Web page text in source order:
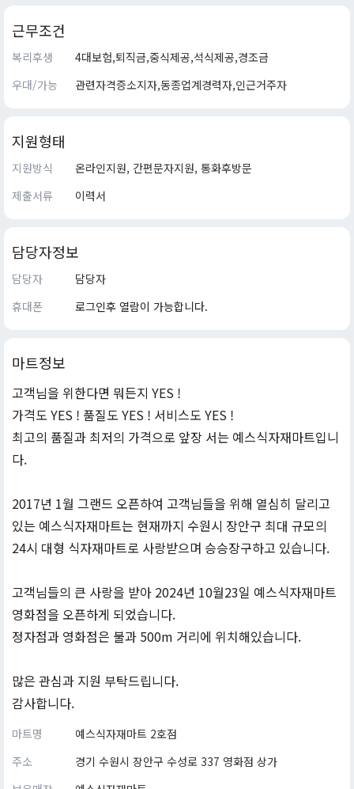
근무조건
복리후생
4대보험,퇴직금,중식제공,석식제공,경조금
우대/가능
관련자격증소지자,동종업계경력자,인근거주자
지원형태
지원방식
온라인지원, 간편문자지원, 통화후방문
제출서류
이력서
담당자정보
담당자
담당자
휴대폰
로그인후 열람이 가능합니다.
마트정보
고객님을 위한다면 뭐든지 YES !
가격도 YES ! 품질도 YES ! 서비스도 YES !
최고의 품질과 최저의 가격으로 앞장 서는 예스식자재마트입니
다.
2017년 1월 그랜드 오픈하여 고객님들을 위해 열심히 달리고
있는 예스식자재마트는 현재까지 수원시 장안구 최대 규모의
24시 대형 식자재마트로 사랑받으며 승승장구하고 있습니다.
고객님들의 큰 사랑을 받아 2024년 10월23일 예스식자재마트
영화점을 오픈하게 되었습니다.
정자점과 영화점은 불과 500m 거리에 위치해있습니다.
많은 관심과 지원 부탁드립니다.
감사합니다.
마트명
예스식자재마트 2호점
주소
경기 수원시 장안구 수성로 337 영화점 상가